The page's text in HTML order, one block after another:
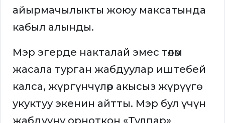
айырмачылыкты жоюу максатында
кабыл алынды.
Мэр эгерде накталай эмес төлөм
жасала турган жабдуулар иштебей
калса, жүргүнчүлөр акысыз жүрүүгө
укуктуу экенин айтты. Мэр бул үчүн